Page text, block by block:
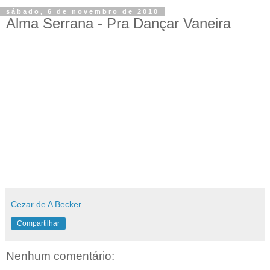
sábado, 6 de novembro de 2010
Alma Serrana - Pra Dançar Vaneira
Cezar de A Becker
Compartilhar
Nenhum comentário: